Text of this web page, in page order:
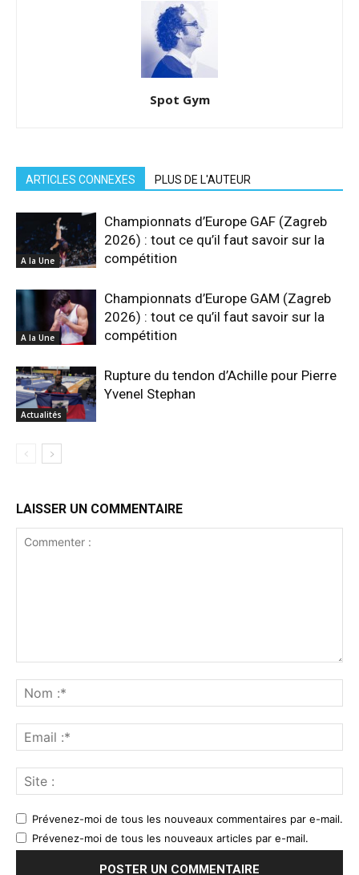
Spot Gym
ARTICLES CONNEXES PLUS DE L'AUTEUR
A la Une
Championnats d’Europe GAF (Zagreb
2026) : tout ce qu’il faut savoir sur la
compétition
A la Une
Championnats d’Europe GAM (Zagreb
2026) : tout ce qu’il faut savoir sur la
compétition
Actualités
Rupture du tendon d’Achille pour Pierre
Yvenel Stephan
LAISSER UN COMMENTAIRE
Prévenez-moi de tous les nouveaux commentaires par e-mail.
Prévenez-moi de tous les nouveaux articles par e-mail.